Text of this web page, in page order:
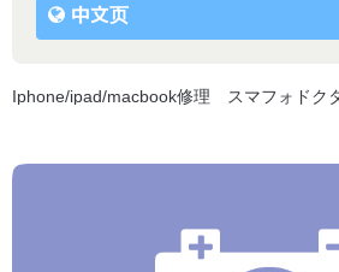
中文页
Iphone/ipad/macbook修理 スマフォドク